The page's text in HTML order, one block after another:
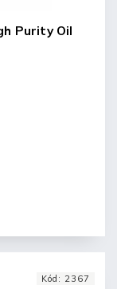
Purity Oil
Kód: 2367